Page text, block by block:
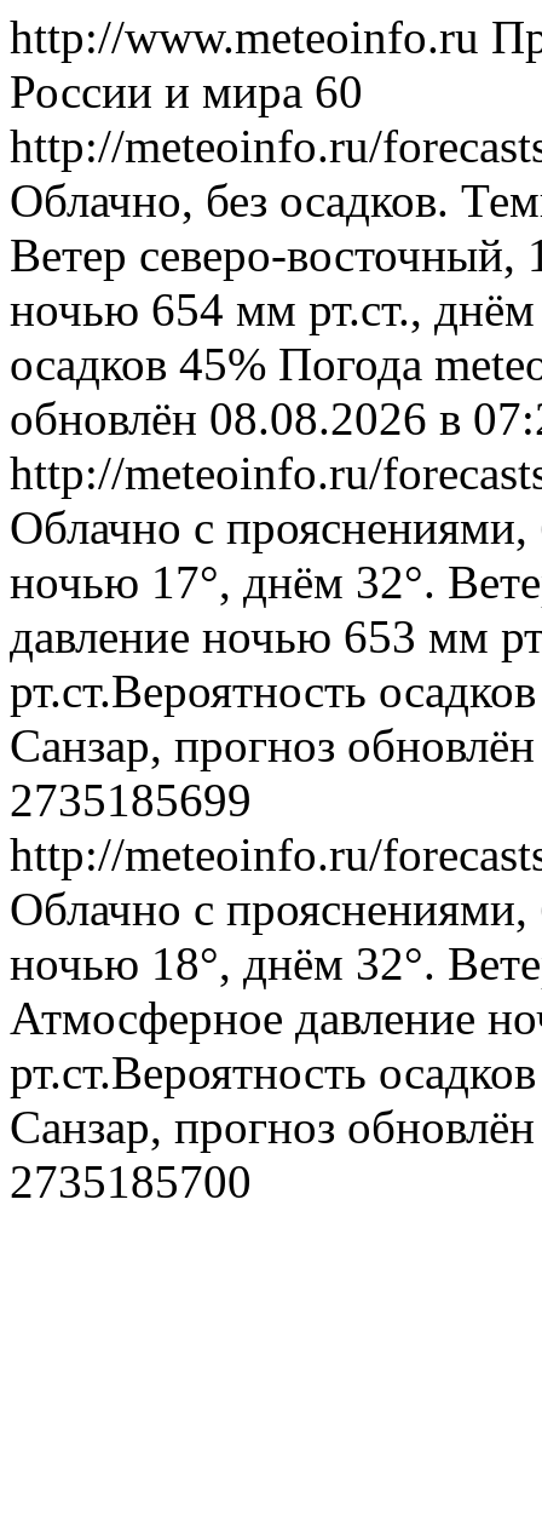
http://www.meteoinfo.ru
России и мира 60
http://meteoinfo.ru/
Облачно, без осадков.
Ветер северо-
ночью 654 мм рт.ст.,
осадков 45% Погода
обновлён 08.08.2026 в
http://meteoinfo.ru/
Облачно с прояснениями,
ночью 17°, днём 32°.
давление ночью 653 мм
рт.ст.Вероятность
Санзар, прогноз
2735185699
http://meteoinfo.ru/
Облачно с прояснениями,
ночью 18°, днём 32°.
Атмосферное давление
рт.ст.Вероятность
Санзар, прогноз
2735185700